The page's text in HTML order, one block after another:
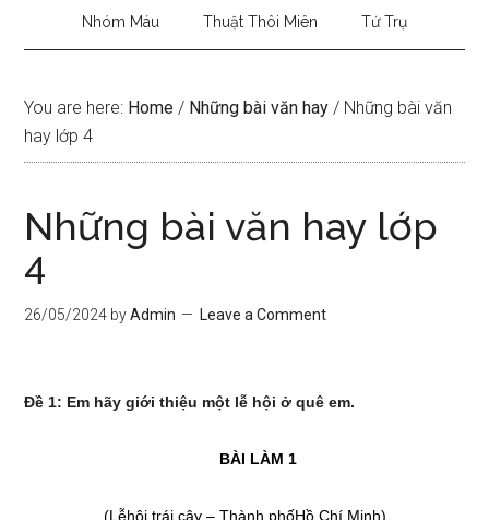
Nhóm Máu Thuật Thôi Miên Tứ Trụ
You are here: Home / Những bài văn hay / Những bài văn
hay lớp 4
Những bài văn hay lớp
4
26/05/2024 byAdmin Leave a Comment
Đề 1: Em hãy giới thiệu một lễ hội ở quê em.
BÀI LÀM 1
(Lễhội trái cây – Thành phốHồ Chí Minh)